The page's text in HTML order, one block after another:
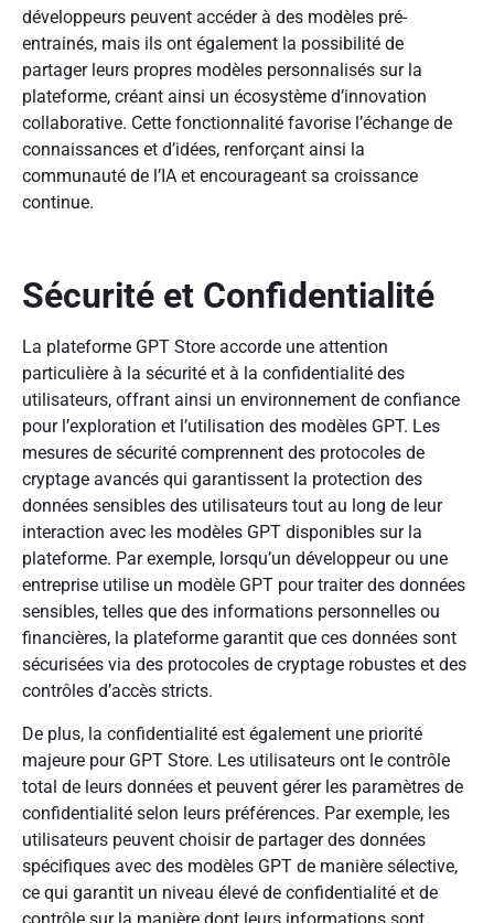
développeurs peuvent accéder à des modèles pré-
entrainés, mais ils ont également la possibilité de
partager leurs propres modèles personnalisés sur la
plateforme, créant ainsi un écosystème d’innovation
collaborative. Cette fonctionnalité favorise l’échange de
connaissances et d’idées, renforçant ainsi la
communauté de l’IA et encourageant sa croissance
continue.
Sécurité et Confidentialité
La plateforme GPT Store accorde une attention
particulière à la sécurité et à la confidentialité des
utilisateurs, offrant ainsi un environnement de confiance
pour l’exploration et l’utilisation des modèles GPT. Les
mesures de sécurité comprennent des protocoles de
cryptage avancés qui garantissent la protection des
données sensibles des utilisateurs tout au long de leur
interaction avec les modèles GPT disponibles sur la
plateforme. Par exemple, lorsqu’un développeur ou une
entreprise utilise un modèle GPT pour traiter des données
sensibles, telles que des informations personnelles ou
financières, la plateforme garantit que ces données sont
sécurisées via des protocoles de cryptage robustes et des
contrôles d’accès stricts.
De plus, la confidentialité est également une priorité
majeure pour GPT Store. Les utilisateurs ont le contrôle
total de leurs données et peuvent gérer les paramètres de
confidentialité selon leurs préférences. Par exemple, les
utilisateurs peuvent choisir de partager des données
spécifiques avec des modèles GPT de manière sélective,
ce qui garantit un niveau élevé de confidentialité et de
contrôle sur la manière dont leurs informations sont